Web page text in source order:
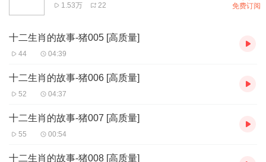
它脑子一动，想出个主意来，就对牛说：“牛哥哥，牛哥
哥，我来给你唱个歌。”牛说：“好啊，你唱吧－－－咦，你
怎么不唱呀？”老鼠说：“我在唱哩，你怎么没听见？哦，我
唱起歌来，你就听见了。”牛说：“行罗，行罗！”老鼠就沿着
头晃脑的，真的唱起歌来：牛哥哥，牛哥哥，过小河，爬山
坡，驾，驾，快点儿罗！牛一听，乐了，撒开四条腿使劲
跑，跑到报名的地方一看，谁也没来，高兴得昂昂地叫起
1.53万 22 免费订阅
十二生肖的故事-猪005 [高质量]
44 04:39
十二生肖的故事-猪006 [高质量]
52 04:37
十二生肖的故事-猪007 [高质量]
55 00:54
十二生肖的故事-猪008 [高质量]